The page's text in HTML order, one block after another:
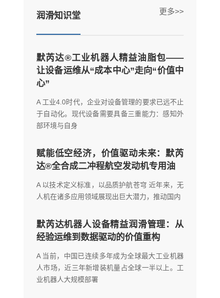
润滑知识堂 更多>>
默芮达®工业机器人精益油脂包——
让设备运维从“成本中心”走向“价值中
心”
A 工业4.0时代，企业对设备管理的要求已远不止
于自动化。现代设备需要具备三重能力：感知外
部环境与自身
赋能低空经济，价值驱动未来：默芮
达®全合成二冲程航空发动机专用油
A 以技术定义标准，以品质护航苍穹 近年来，无
人机在诸多应用领域展现出巨大潜力，推动国内
默芮达机器人设备精益润滑管理：从
经验运维到数据驱动的价值重构
A 当前，中国已连续多年成为全球最大工业机器
人市场，近三年新增装机量占全球一半以上。工
业机器人大规模部署